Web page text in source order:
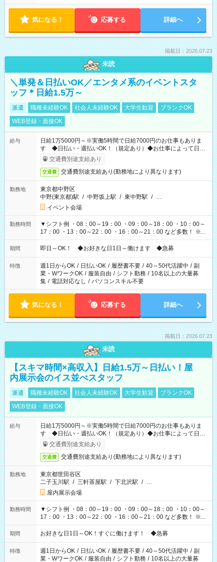
気になる！ 応募する 詳細へ
掲載日：2026.07.23
未読
＼単発＆日払いOK／エンタメ系のイベントスタ
ッフ＊日給1.5万～
派遣 職種未経験OK 社会人未経験OK 大学生歓迎
ブランクOK
WEB登録・面接OK
給与
日給1万5000円～※実働5時間で日給7000円のお仕事もありま
す ◆日払い・週払いOK！（規定あり）◆お仕事によって日給
も異なります
交通費別途支給あり
交通費 交通費別途支給あり(勤務地により異なります)
勤務地
東京都中野区
中野(東京都)駅 / 中野坂上駅 / 東中野駅 / …
イベント会場
勤務時間
▼シフト例 ・08：00～19：00 ・09：00～18：00 ・10：00～
17：00 ・13：00～22：00 ・16：00～21：00 など多数！ ※お
仕事により勤務時間が異なります
期間 即日～OK！ ◆お好きな日1日～働けます ◆急募
特徴 週1日からOK / 日払いOK / 履歴書不要 / 40～50代活躍中 / 副
業・WワークOK / 服装自由 / シフト勤務 / 10名以上の大量募
集 / 電話対応なし / パソコンスキル不要
気になる！ 応募する 詳細へ
掲載日：2026.07.23
未読
【スキマ時間×高収入】日給1.5万～日払い！屋
内展示会のイス並べスタッフ
派遣 職種未経験OK 社会人未経験OK 大学生歓迎
ブランクOK
WEB登録・面接OK
給与
日給1万5000円～※実働5時間で日給7000円のお仕事もありま
す ◆日払い・週払いOK！（規定あり）◆お仕事によって日給
も異なります
交通費別途支給あり
交通費 交通費別途支給あり(勤務地により異なります)
勤務地
東京都世田谷区
二子玉川駅 / 三軒茶屋駅 / 下北沢駅 / …
屋内展示会場
勤務時間
▼シフト例 ・08：00～19：00 ・09：00～18：00 ・10：00～
17：00 ・13：00～22：00 ・16：00～21：00 など多数！ ※お
仕事により勤務時間が異なります
期間 お好きな日1日～OK！すぐに働けます！ ◆急募
特徴 週1日からOK / 日払いOK / 履歴書不要 / 40～50代活躍中 / 副
業・WワークOK / 服装自由 / シフト勤務 / 10名以上の大量募